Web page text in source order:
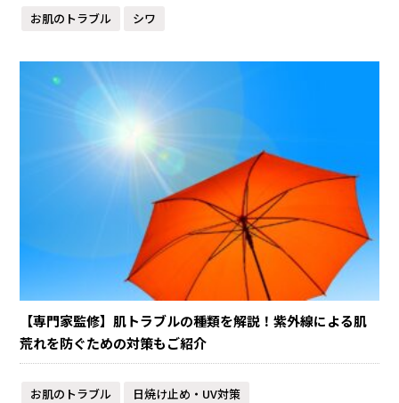
お肌のトラブル シワ
【専門家監修】肌トラブルの種類を解説！紫外線による肌
荒れを防ぐための対策もご紹介
お肌のトラブル 日焼け止め・UV対策